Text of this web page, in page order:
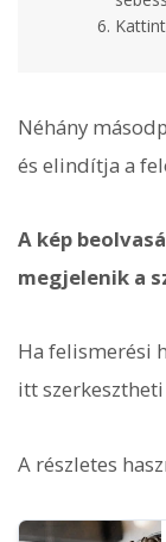
Néhány
és elindítja a
A kép
megjelenik a
Ha felismerési
itt szerkesztheti
A részletes